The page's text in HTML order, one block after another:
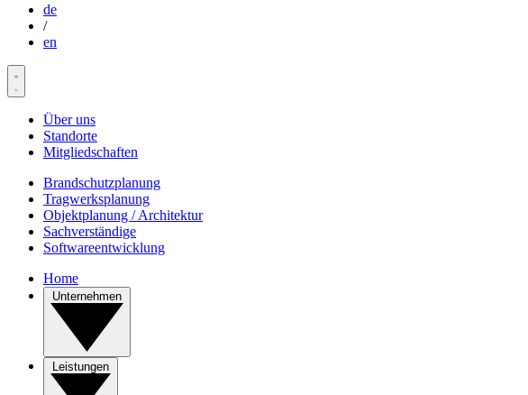
de
/
en
Über uns
Standorte
Mitgliedschaften
Brandschutzplanung
Tragwerksplanung
Objektplanung / Architektur
Sachverständige
Softwareentwicklung
Home
Unternehmen
Leistungen